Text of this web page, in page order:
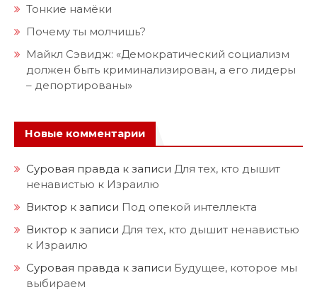
Тонкие намёки
Почему ты молчишь?
Майкл Сэвидж: «Демократический социализм
должен быть криминализирован, а его лидеры
– депортированы»
Новые комментарии
Суровая правда к записи Для тех, кто дышит
ненавистью к Израилю
Виктор к записи Под опекой интеллекта
Виктор к записи Для тех, кто дышит ненавистью
к Израилю
Суровая правда к записи Будущее, которое мы
выбираем